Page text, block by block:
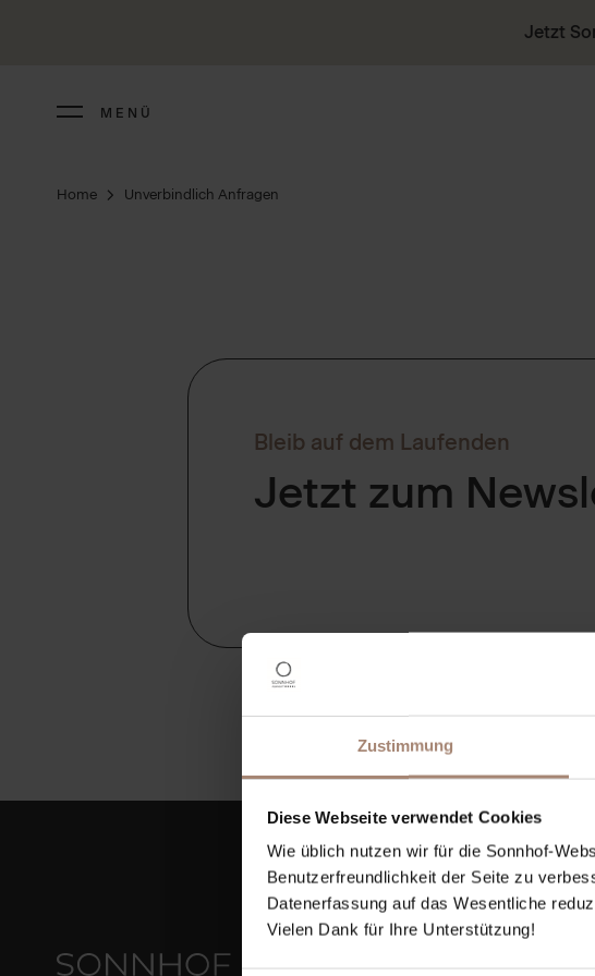
Zustimmung
Diese Webseite verwendet Cookies
Wie üblich nutzen wir für die Sonnhof-
Benutzerfreundlichkeit der Seite zu
Datenerfassung auf das Wesentliche
Vielen Dank für Ihre Unterstützung!
Jetzt
MENÜ
Home Unverbindlich Anfragen
Bleib auf dem Laufenden
Jetzt zum
Sonnhof